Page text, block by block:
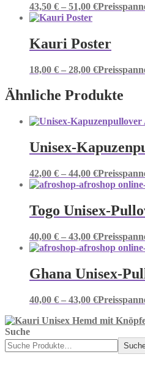
43,50 € – 51,00 €
Kauri Poster
18,00 € – 28,00 €
Ähnliche Produkte
Unisex-
42,00 € – 44,00 €
Togo Unisex-
40,00 € – 43,00 €
Ghana Unisex-
40,00 € – 43,00 €
Suche